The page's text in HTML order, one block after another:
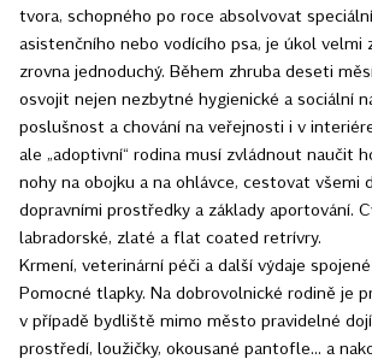
KONTAKTY
E-shop
Podpořit
tvora, schopného po roce absolvovat
asistenčního nebo vodícího psa, je úkol velmi
zrovna jednoduchý. Během zhruba deseti
osvojit nejen nezbytné hygienické a sociální
poslušnost a chování na veřejnosti i v
ale „adoptivní“ rodina musí zvládnout naučit
nohy na obojku a na ohlávce, cestovat všemi
dopravními prostředky a základy aportování.
labradorské, zlaté a flat coated retrívry.
Krmení, veterinární péči a další výdaje
Pomocné tlapky. Na dobrovolnické rodině je
v případě bydliště mimo město pravidelné
prostředí, loužičky, okousané pantofle... a